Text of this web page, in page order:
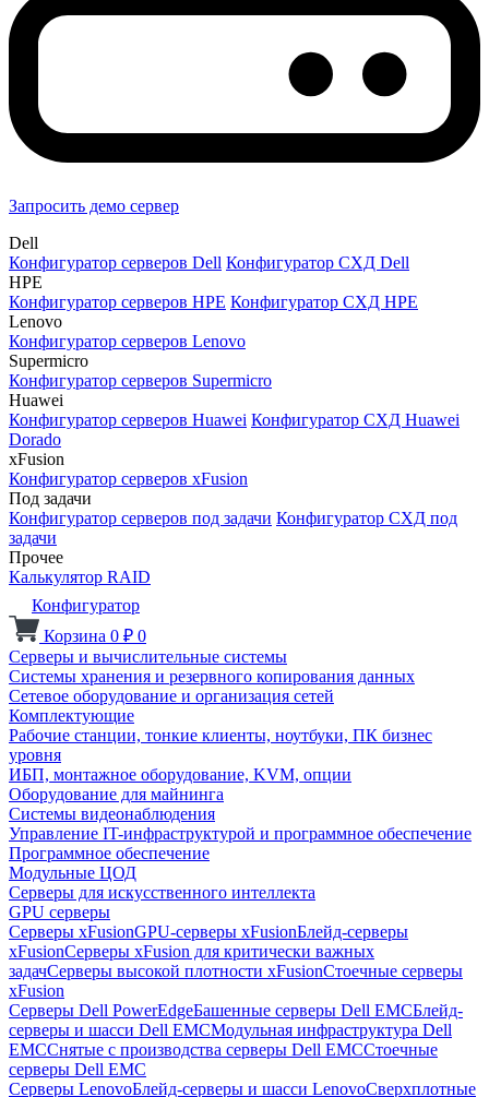
Запросить демо сервер
Dell
Конфигуратор серверов Dell Конфигуратор СХД Dell
HPE
Конфигуратор серверов HPE Конфигуратор СХД HPE
Lenovo
Конфигуратор серверов Lenovo
Supermicro
Конфигуратор серверов Supermicro
Huawei
Конфигуратор серверов Huawei Конфигуратор СХД Huawei
Dorado
xFusion
Конфигуратор серверов xFusion
Под задачи
Конфигуратор серверов под задачи Конфигуратор СХД под
задачи
Прочее
Калькулятор RAID
Конфигуратор
Корзина 0 ₽ 0
Серверы и вычислительные системы
Системы хранения и резервного копирования данных
Сетевое оборудование и организация сетей
Комплектующие
Рабочие станции, тонкие клиенты, ноутбуки, ПК бизнес
уровня
ИБП, монтажное оборудование, KVM, опции
Оборудование для майнинга
Системы видеонаблюдения
Управление IT-инфраструктурой и программное обеспечение
Программное обеспечение
Модульные ЦОД
Серверы для искусственного интеллекта
GPU серверы
Серверы xFusionGPU-серверы xFusionБлейд-серверы
xFusionСерверы xFusion для критически важных
задачСерверы высокой плотности xFusionСтоечные серверы
xFusion
Серверы Dell PowerEdgeБашенные серверы Dell EMCБлейд-
серверы и шасси Dell EMCМодульная инфраструктура Dell
EMCСнятые с производства серверы Dell EMCСтоечные
серверы Dell EMC
Серверы LenovoБлейд-серверы и шасси LenovoСверхплотные